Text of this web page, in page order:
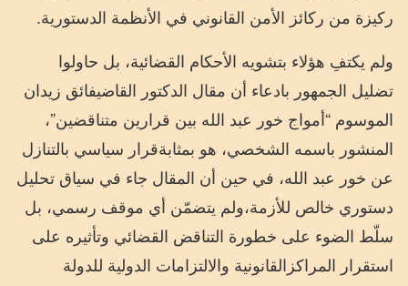
ركيزة من ركائز الأمن القانوني في الأنظمة الدستورية.
ولم يكتفِ هؤلاء بتشويه الأحكام القضائية، بل حاولوا
تضليل الجمهور بادعاء أن مقال الدكتور القاضيفائق زيدان
الموسوم “أمواج خور عبد الله بين قرارين متناقضين”،
المنشور باسمه الشخصي، هو بمثابةقرار سياسي بالتنازل
عن خور عبد الله، في حين أن المقال جاء في سياق تحليل
دستوري خالص للأزمة،ولم يتضمّن أي موقف رسمي، بل
سلّط الضوء على خطورة التناقض القضائي وتأثيره على
استقرار المراكز القانونية والالتزامات الدولية للدولة